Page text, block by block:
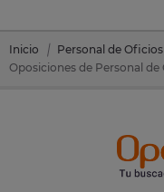
Inicio Personal de Oficios